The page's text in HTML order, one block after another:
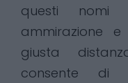
questi nomi
ammirazione
giusta
consente di